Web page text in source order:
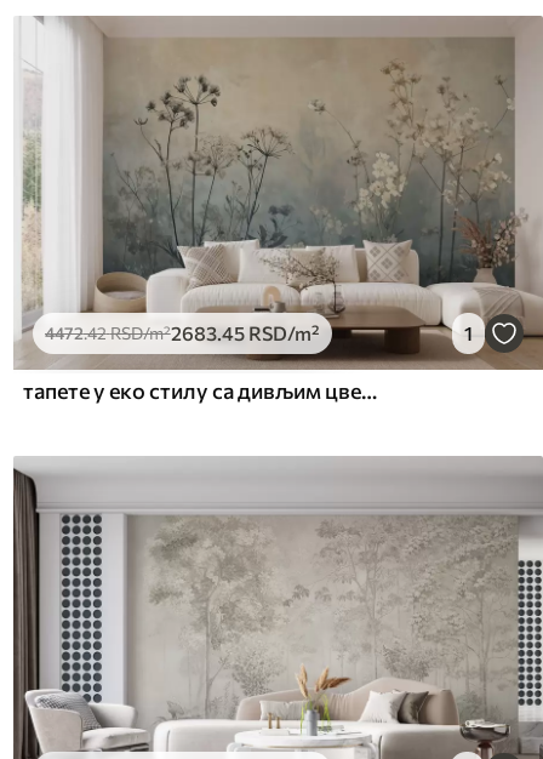
4472.42RSD/m²2683.45 RSD/m² 1
тапете у еко стилу са дивљим цвећем и биљкама на текстурираној позадини